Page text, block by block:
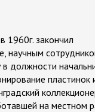
1960г. закончил
научным
должности
пластинок
на местном